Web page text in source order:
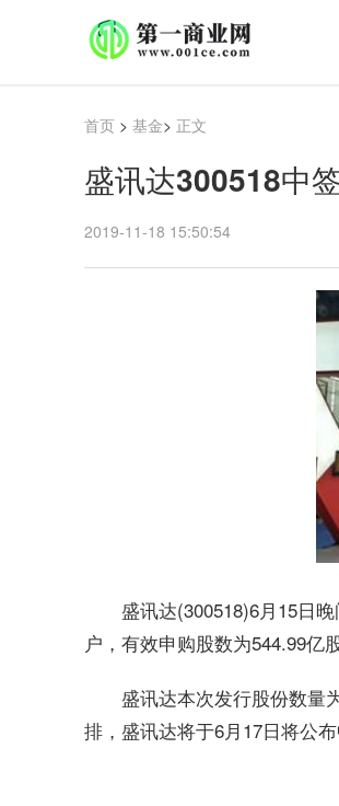
首页 > 基金> 正文
盛讯达300518中
2019-11-18 15:50:54
盛讯达(300518)6月15日
户，有效申购股数为544.99亿
盛讯达本次发行股份数量
排，盛讯达将于6月17日将公